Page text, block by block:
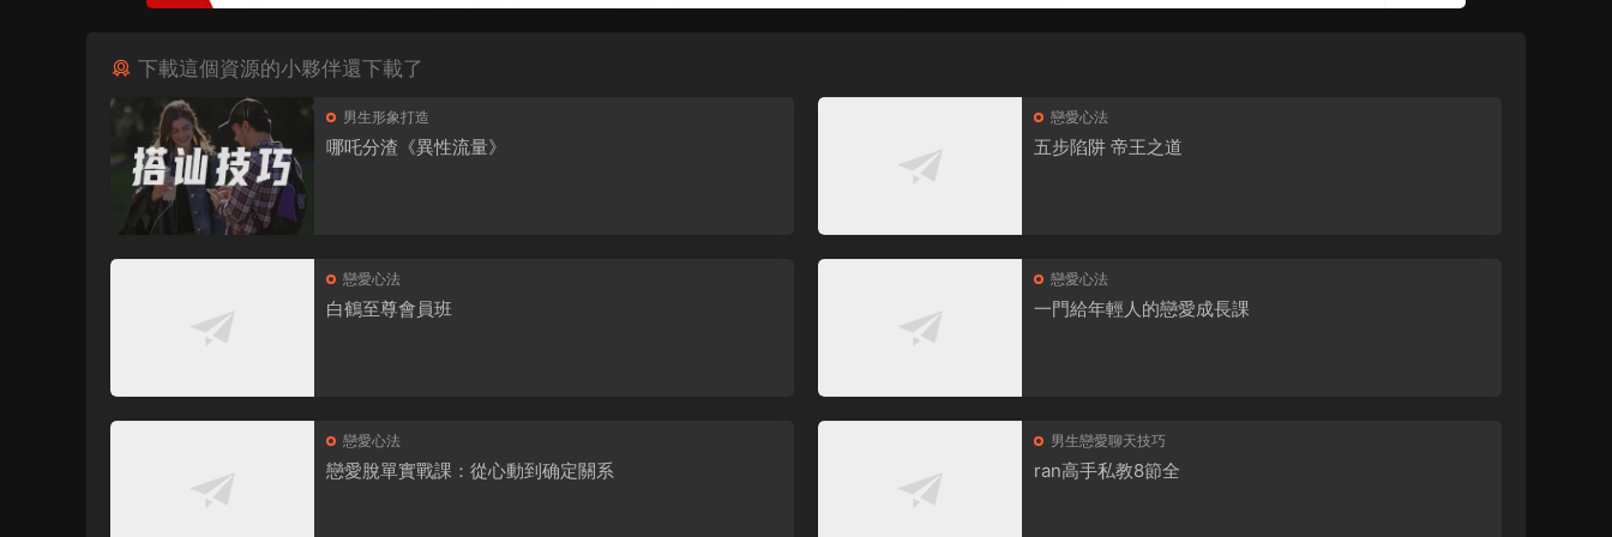
下載這個資源的小夥伴還下載了
男生形象打造
哪吒分渣《異性流量》
戀愛心法
五步陷阱 帝王之道
戀愛心法
白鶴至尊會員班
戀愛心法
一門給年輕人的戀愛成長課
戀愛心法
戀愛脫單實戰課：從心動到确定關系
男生戀愛聊天技巧
ran高手私教8節全